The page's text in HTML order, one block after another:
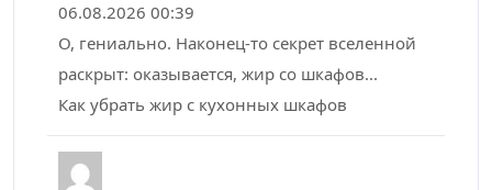
06.08.2026 00:39
О, гениально. Наконец-то секрет вселенной
раскрыт: оказывается, жир со шкафов...
Как убрать жир с кухонных шкафов